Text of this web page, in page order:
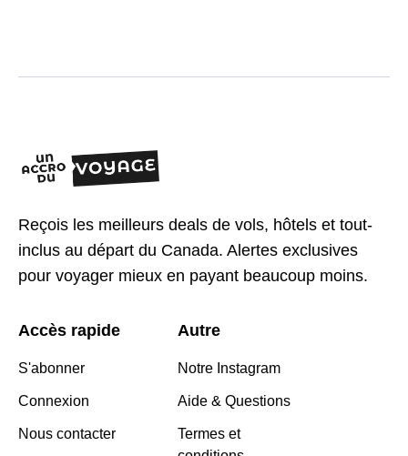
Reçois les meilleurs deals de vols, hôtels et tout-
inclus au départ du Canada. Alertes exclusives
pour voyager mieux en payant beaucoup moins.
Accès rapide
S'abonner
Connexion
Nous contacter
Autre
Notre Instagram
Aide & Questions
Termes et